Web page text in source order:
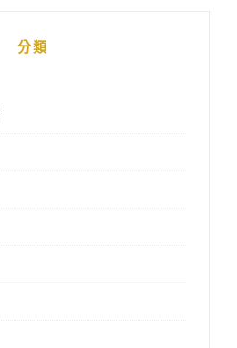
分類